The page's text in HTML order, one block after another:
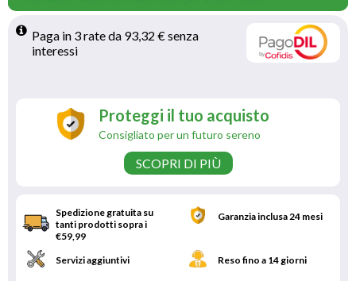
Paga in 3 rate da 93,32 € senza
interessi
Proteggi il tuo acquisto
Consigliato per un futuro sereno
SCOPRI DI PIÙ
Spedizione gratuita su
tanti prodotti sopra i
€59,99
Garanzia inclusa 24 mesi
Servizi aggiuntivi Reso fino a 14 giorni